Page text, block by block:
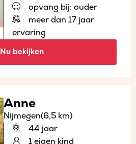
opvang bij: ouder
meer dan 17 jaar
ervaring
Nu bekijken
Anne
Nijmegen(6,5 km)
44 jaar
1 eigen kind